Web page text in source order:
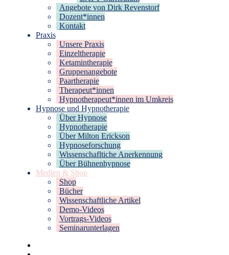
Angebote von Dirk Revenstorf
Dozent*innen
Kontakt
Praxis
Unsere Praxis
Einzeltherapie
Ketamintherapie
Gruppenangebote
Paartherapie
Therapeut*innen
Hypnotherapeut*innen im Umkreis
Hypnose und Hypnotherapie
Über Hypnose
Hypnotherapie
Über Milton Erickson
Hypnoseforschung
Wissenschafltiche Anerkennung
Über Bühnenhypnose
Medien & Shop
Shop
Bücher
Wissenschaftliche Artikel
Demo-Videos
Vortrags-Videos
Seminarunterlagen